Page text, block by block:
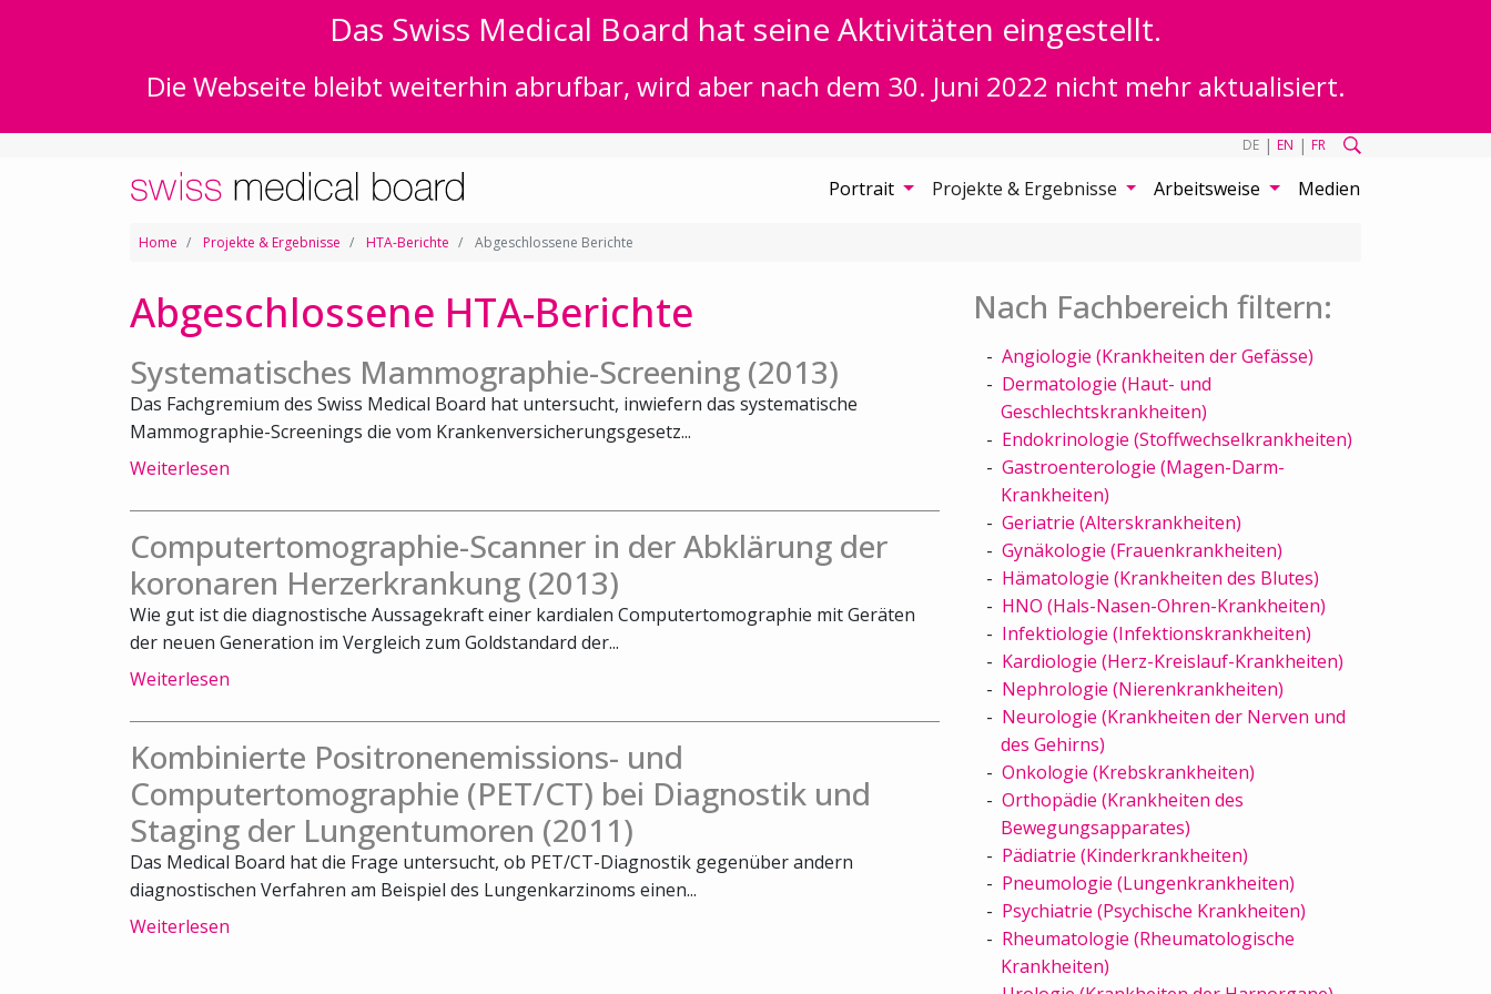
Das Swiss Medical Board hat seine Aktivitäten eingestellt.
Die Webseite bleibt weiterhin abrufbar, wird aber nach dem 30. Juni 2022 nicht mehr aktualisiert.
DE | EN | FR
Portrait Projekte & Ergebnisse Arbeitsweise Medien
Home Projekte & Ergebnisse HTA-Berichte Abgeschlossene Berichte
Abgeschlossene HTA-Berichte
Systematisches Mammographie-Screening (2013)
Das Fachgremium des Swiss Medical Board hat untersucht, inwiefern das systematische
Mammographie-Screenings die vom Krankenversicherungsgesetz...
Weiterlesen
Computertomographie-Scanner in der Abklärung der
koronaren Herzerkrankung (2013)
Wie gut ist die diagnostische Aussagekraft einer kardialen Computertomographie mit Geräten
der neuen Generation im Vergleich zum Goldstandard der...
Weiterlesen
Kombinierte Positronenemissions- und
Computertomographie (PET/CT) bei Diagnostik und
Staging der Lungentumoren (2011)
Das Medical Board hat die Frage untersucht, ob PET/CT-Diagnostik gegenüber andern
diagnostischen Verfahren am Beispiel des Lungenkarzinoms einen...
Weiterlesen
Nach Fachbereich filtern:
Angiologie (Krankheiten der Gefässe)
Dermatologie (Haut- und
Geschlechtskrankheiten)
Endokrinologie (Stoffwechselkrankheiten)
Gastroenterologie (Magen-Darm-
Krankheiten)
Geriatrie (Alterskrankheiten)
Gynäkologie (Frauenkrankheiten)
Hämatologie (Krankheiten des Blutes)
HNO (Hals-Nasen-Ohren-Krankheiten)
Infektiologie (Infektionskrankheiten)
Kardiologie (Herz-Kreislauf-Krankheiten)
Nephrologie (Nierenkrankheiten)
Neurologie (Krankheiten der Nerven und
des Gehirns)
Onkologie (Krebskrankheiten)
Orthopädie (Krankheiten des
Bewegungsapparates)
Pädiatrie (Kinderkrankheiten)
Pneumologie (Lungenkrankheiten)
Psychiatrie (Psychische Krankheiten)
Rheumatologie (Rheumatologische
Krankheiten)